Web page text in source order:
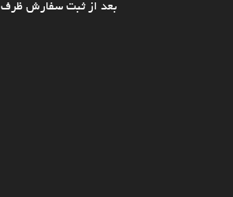
بعد از ثبت سفارش ظرف